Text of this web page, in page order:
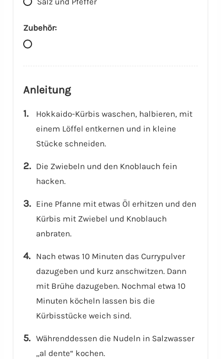
Zubehör:
Anleitung
Hokkaido-Kürbis waschen, halbieren, mit
einem Löffel entkernen und in kleine
Stücke schneiden.
Die Zwiebeln und den Knoblauch fein
hacken.
Eine Pfanne mit etwas Öl erhitzen und den
Kürbis mit Zwiebel und Knoblauch
anbraten.
Nach etwas 10 Minuten das Currypulver
dazugeben und kurz anschwitzen. Dann
mit Brühe dazugeben. Nochmal etwa 10
Minuten köcheln lassen bis die
Kürbisstücke weich sind.
Währenddessen die Nudeln in Salzwasser
„al dente“ kochen.